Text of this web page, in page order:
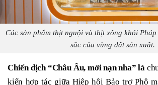
Các sản phẩm thịt nguội và thịt xông khói
sắc của vùng đất sản xuất.
Chiến dịch “Châu Âu, mời nạn nha” là
kiến hợp tác giữa Hiệp hội Bảo trợ Phô